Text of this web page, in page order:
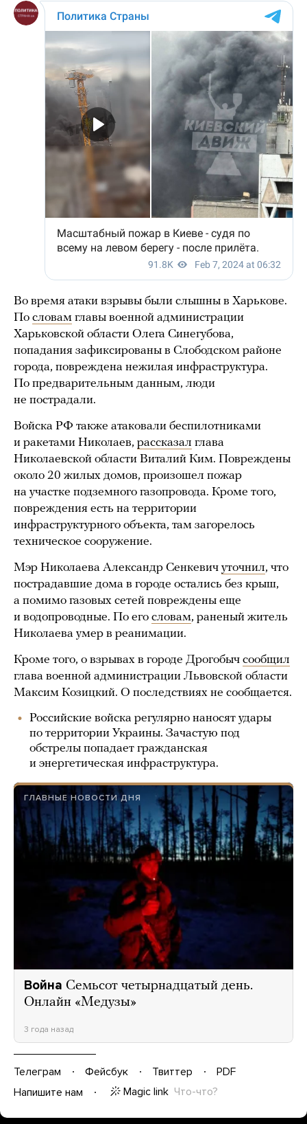
Во время атаки взрывы были слышны в Харькове.
По словам главы военной администрации
Харьковской области Олега Синегубова,
попадания зафиксированы в Слободском районе
города, повреждена нежилая инфраструктура.
По предварительным данным, люди
не пострадали.
Войска РФ также атаковали беспилотниками
и ракетами Николаев, рассказал глава
Николаевской области Виталий Ким. Повреждены
около 20 жилых домов, произошел пожар
на участке подземного газопровода. Кроме того,
повреждения есть на территории
инфраструктурного объекта, там загорелось
техническое сооружение.
Мэр Николаева Александр Сенкевич уточнил, что
пострадавшие дома в городе остались без крыш,
а помимо газовых сетей повреждены еще
и водопроводные. По его словам, раненый житель
Николаева умер в реанимации.
Кроме того, о взрывах в городе Дрогобыч сообщил
глава военной администрации Львовской области
Максим Козицкий. О последствиях не сообщается.
Российские войска регулярно наносят удары
по территории Украины. Зачастую под
обстрелы попадает гражданская
и энергетическая инфраструктура.
ГЛАВНЫЕ НОВОСТИ ДНЯ
Война Семьсот четырнадцатый день.
Онлайн «Медузы»
3 года назад
Телеграм Фейсбук Твиттер
PDF
Напишите нам
Magic link Что-что?